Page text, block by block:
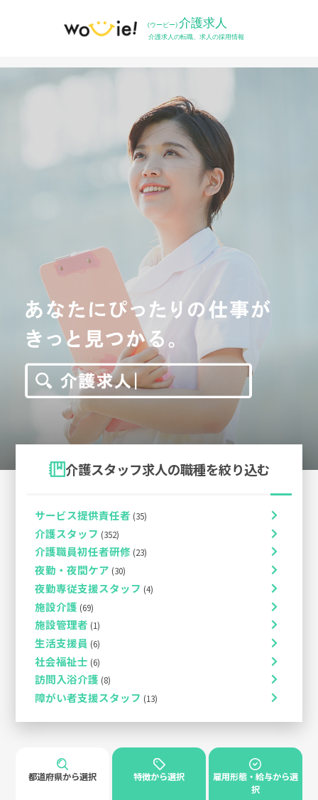
介護スタッフ求人の職種を絞り込む
サービス提供責任者
介護スタッフ
介護職員初任者研修
夜勤・夜間ケア
夜勤専従支援スタッフ
施設介護
施設管理者
生活支援員
社会福祉士
訪問入浴介護
障がい者支援スタッフ
都道府県から選択
雇用形態・給与から選
択
特徴から選択